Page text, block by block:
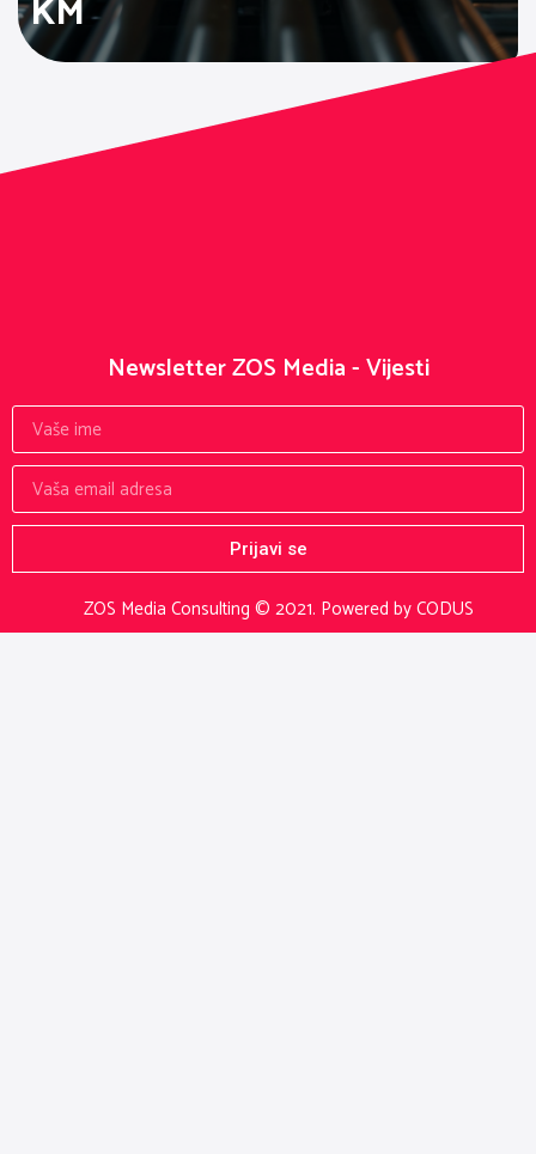
KM
ZOS Media Consulting © 2021. Powered by CODUS
Newsletter ZOS Media - Vijesti
Prijavi se